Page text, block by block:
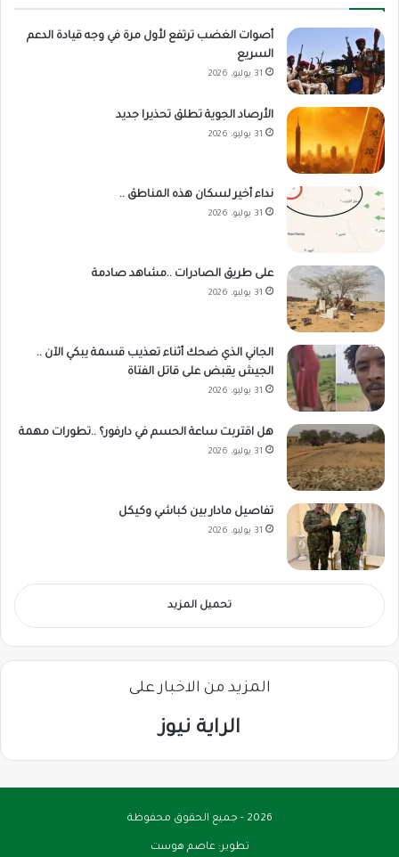
أصوات الغضب ترتفع لأول مرة في وجه قيادة الدعم
السريع
31 يوليو، 2026
الأرصاد الجوية تطلق تحذيرا جديد
31 يوليو، 2026
نداء أخير لسكان هذه المناطق ..
31 يوليو، 2026
على طريق الصادرات ..مشاهد صادمة
31 يوليو، 2026
الجاني الذي ضحك أثناء تعذيب قسمة يبكي الآن ..
الجيش يقبض على قاتل الفتاة
31 يوليو، 2026
هل اقتربت ساعة الحسم في دارفور؟ ..تطورات مهمة
31 يوليو، 2026
تفاصيل مادار بين كباشي وكيكل
31 يوليو، 2026
تحميل المزيد
المزيد من الاخبار على
الراية نيوز
2026 - جميع الحقوق محفوظة
تطوير:عاصم هوست